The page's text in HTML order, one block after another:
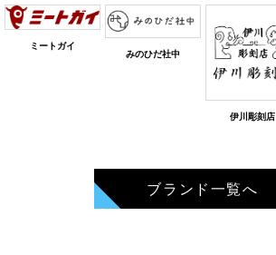
ミートガイ
みのひだ社中
伊川彫刻店
ブランド一覧へ